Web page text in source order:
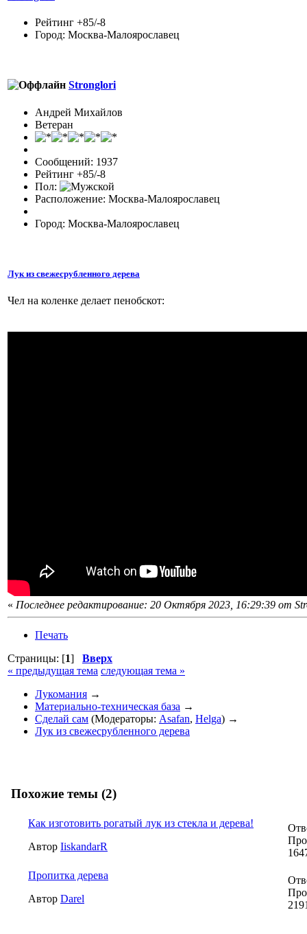
Рейтинг +85/-8
Город: Москва-Малоярославец
Stronglori
Андрей Михайлов
Ветеран
Сообщений: 1937
Рейтинг +85/-8
Пол:
Расположение: Москва-Малоярославец
Город: Москва-Малоярославец
Лук из свежесрубленного дерева
Чел на коленке делает пенобскот:
« Последнее редактирование: 20 Октября 2023, 16:29:39 от
Печать
Страницы: [1] Вверх
« предыдущая тема следующая тема »
Лукомания →
Материально-техническая база →
Сделай сам (Модераторы: Asafan, Helga) →
Лук из свежесрубленного дерева
Похожие темы (2)
Как изготовить рогатый лук из стекла и дерева!
Автор IiskandarR
Пропитка дерева
Автор Darel